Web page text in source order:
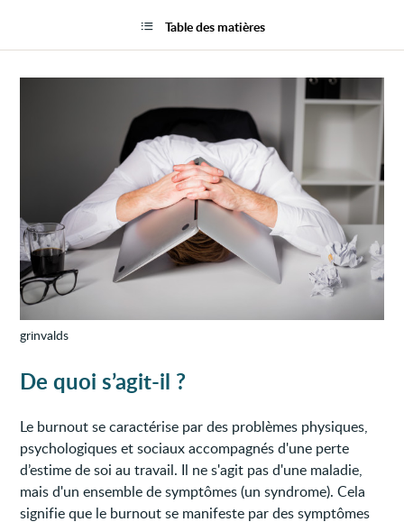
grinvalds
De quoi s’agit-il ?
Le burnout se caractérise par des problèmes physiques,
psychologiques et sociaux accompagnés d'une perte
d’estime de soi au travail. Il ne s'agit pas d'une maladie,
mais d'un ensemble de symptômes (un syndrome). Cela
signifie que le burnout se manifeste par des symptômes
Table des matières